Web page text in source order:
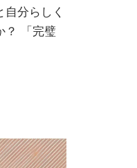
自分らしく
？ 「完璧